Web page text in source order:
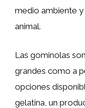
medio ambiente
animal.
Las gominolas
grandes como a
opciones
gelatina, un